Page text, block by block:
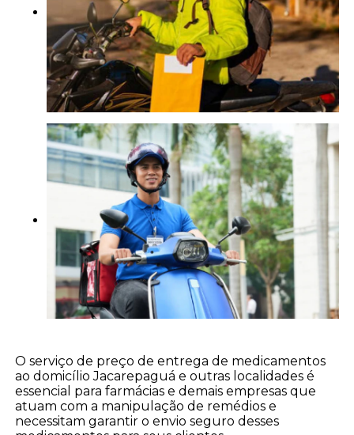
O serviço de preço de entrega de medicamentos
ao domicílio Jacarepaguá e outras localidades é
essencial para farmácias e demais empresas que
atuam com a manipulação de remédios e
necessitam garantir o envio seguro desses